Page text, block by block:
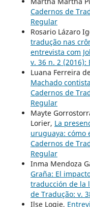
Cadernos de
Regular
Rosario Lázaro
tradução nas
entrevista com
v. 36 n. 2 (2016):
Luana Ferreira
Machado
Cadernos de
Regular
Mayte
Lorier, La
uruguaya: cómo
Cadernos de
Regular
Inma Mendoza
Graña: El
traducción de la
de Tradução: v.
Ilse Logie,